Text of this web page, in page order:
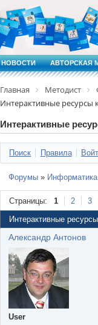
НОВОСТИ АВТОРСКАЯ
Главная Методист
Интерактивные ресурсы
Интерактивные
Поиск Правила
Форумы » Информатика
Страницы: 1 2 3
Интерактивные
Александр Антонов
User